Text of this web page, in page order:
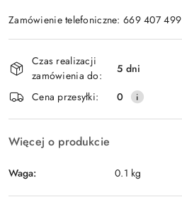
Zamówienie telefoniczne: 669 407 499
i
dostawa
Czas realizacji
zamówienia do:
5 dni
Cena przesyłki:
0
Więcej o produkcie
Waga: 0.1 kg